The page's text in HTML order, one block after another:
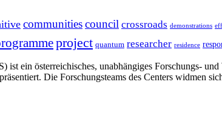
communitiescouncil crossroads demonstrations
project quantum researcher residence
ein österreichisches, unabhängiges Forschungs-
Die Forschungsteams des Centers widmen